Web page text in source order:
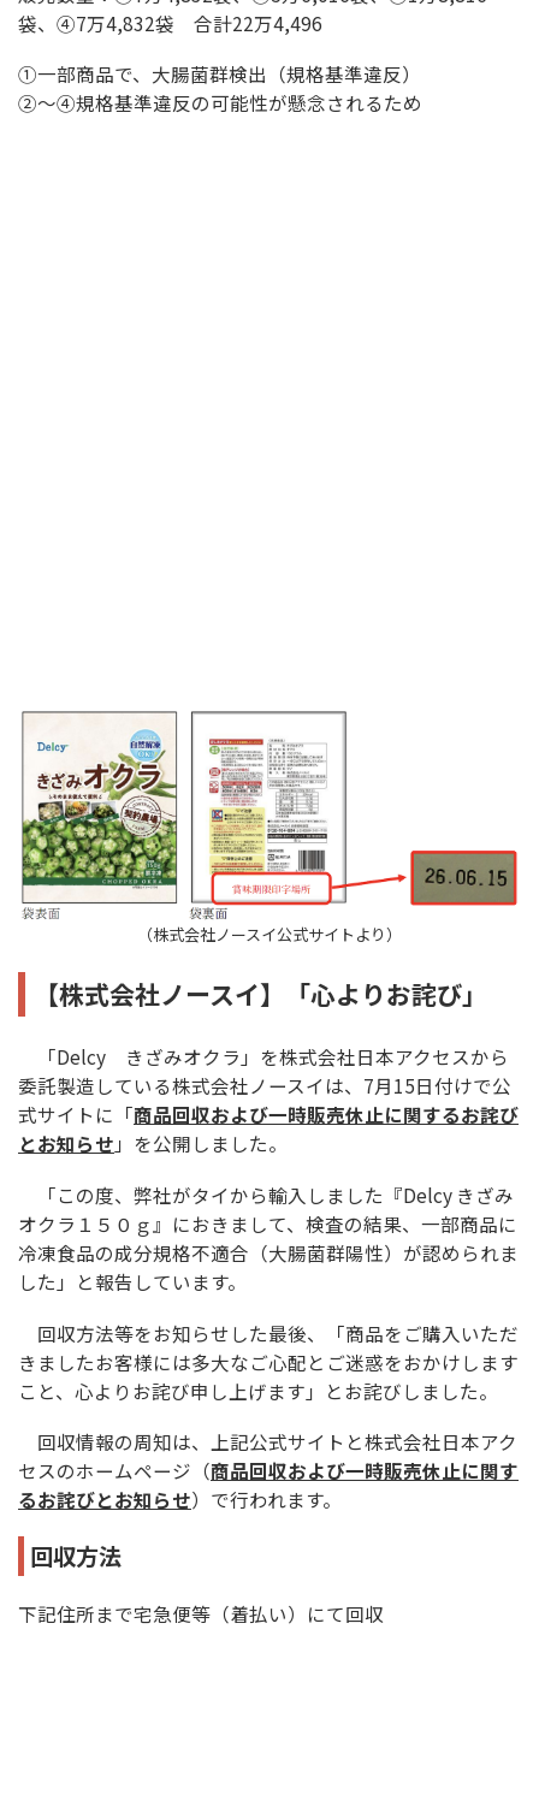
袋、④7万4,832袋 合計22万4,496
①一部商品で、大腸菌群検出（規格基準違反）
②～④規格基準違反の可能性が懸念されるため
（株式会社ノースイ公式サイトより）
【株式会社ノースイ】「心よりお詫び」
「Delcy きざみオクラ」を株式会社日本アクセスから
委託製造している株式会社ノースイは、7月15日付けで公
式サイトに「商品回収および一時販売休止に関するお詫び
とお知らせ 」を公開しました。
「この度、弊社がタイから輸入しました『Delcy きざみ
オクラ１５０ｇ』におきまして、検査の結果、一部商品に
冷凍食品の成分規格不適合（大腸菌群陽性）が認められま
した」と報告しています。
回収方法等をお知らせした最後、「商品をご購入いただ
きましたお客様には多大なご心配とご迷惑をおかけします
こと、心よりお詫び申し上げます」とお詫びしました。
回収情報の周知は、上記公式サイトと株式会社日本アク
セスのホームページ（商品回収および一時販売休止に関す
るお詫びとお知らせ）で行われます。
回収方法
下記住所まで宅急便等（着払い）にて回収